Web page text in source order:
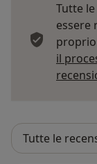
Tutte
essere
il